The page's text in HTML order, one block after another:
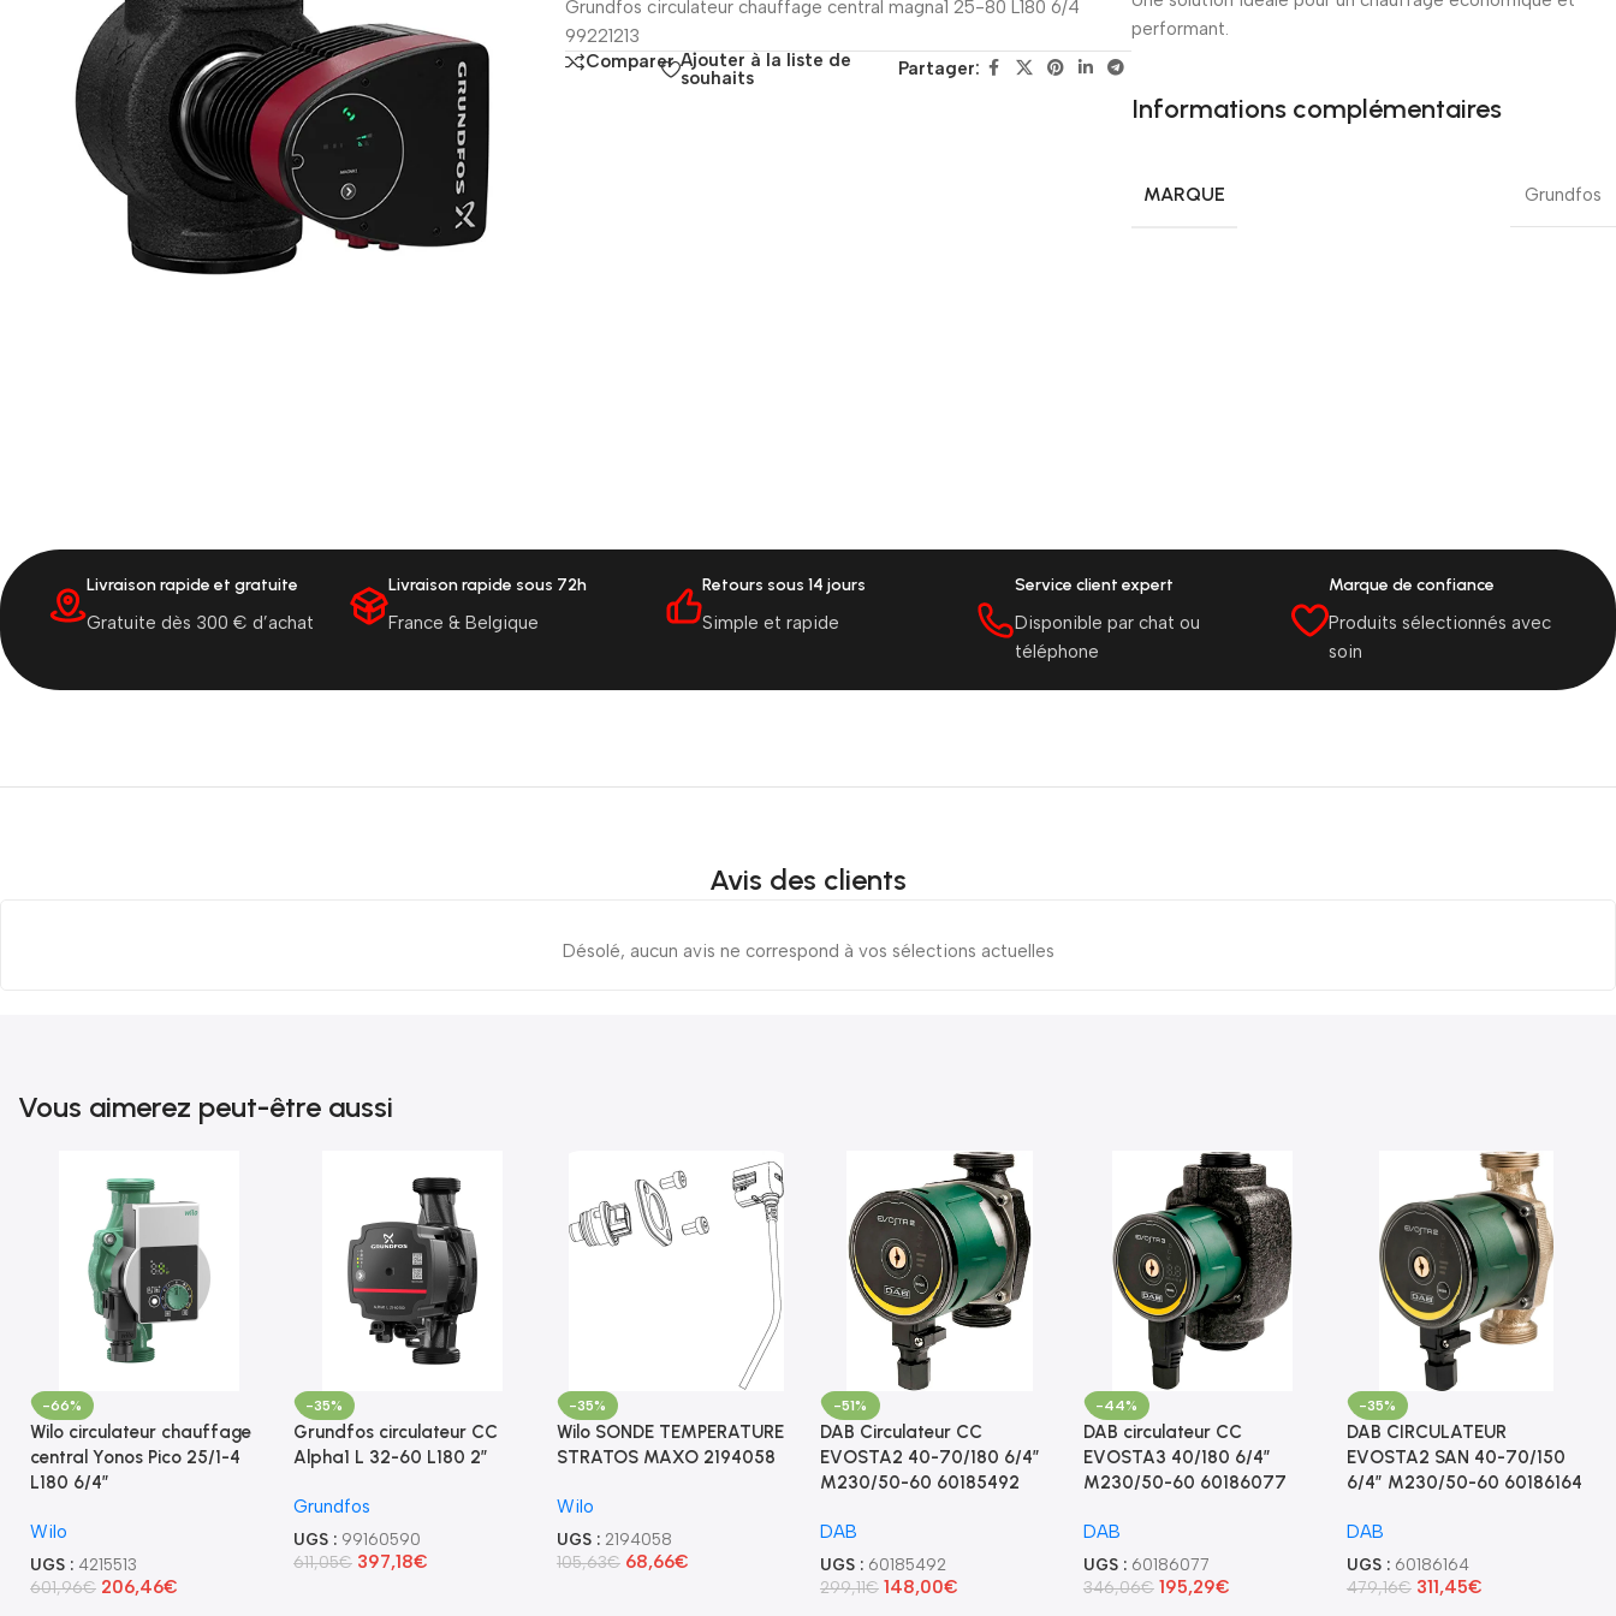
Grundfos circulateur chauffage central magna1 25-80 L180 6/4
99221213
Comparer Ajouter à la liste de
souhaits
Partager:
performant.
Informations complémentaires
MARQUE Grundfos
Livraison rapide et gratuite
Gratuite dès 300 € d’achat
Livraison rapide sous 72h
France & Belgique
Retours sous 14 jours
Simple et rapide
Service client expert
Disponible par chat ou
téléphone
Marque de confiance
Produits sélectionnés avec
soin
Avis des clients
Désolé, aucun avis ne correspond à vos sélections actuelles
Vous aimerez peut-être aussi
-66%
Wilo circulateur chauffage
central Yonos Pico 25/1-4
L180 6/4″
Wilo
UGS : 4215513
601,96€ 206,46€
-35%
Grundfos circulateur CC
Alpha1 L 32-60 L180 2″
Grundfos
UGS : 99160590
611,05€ 397,18€
-35%
Wilo SONDE TEMPERATURE
STRATOS MAXO 2194058
Wilo
UGS : 2194058
105,63€ 68,66€
-51%
DAB Circulateur CC
EVOSTA2 40-70/180 6/4″
M230/50-60 60185492
DAB
UGS : 60185492
299,11€ 148,00€
-44%
DAB circulateur CC
EVOSTA3 40/180 6/4″
M230/50-60 60186077
DAB
UGS : 60186077
346,06€ 195,29€
-35%
DAB CIRCULATEUR
EVOSTA2 SAN 40-70/150
6/4″ M230/50-60 60186164
DAB
UGS : 60186164
479,16€ 311,45€